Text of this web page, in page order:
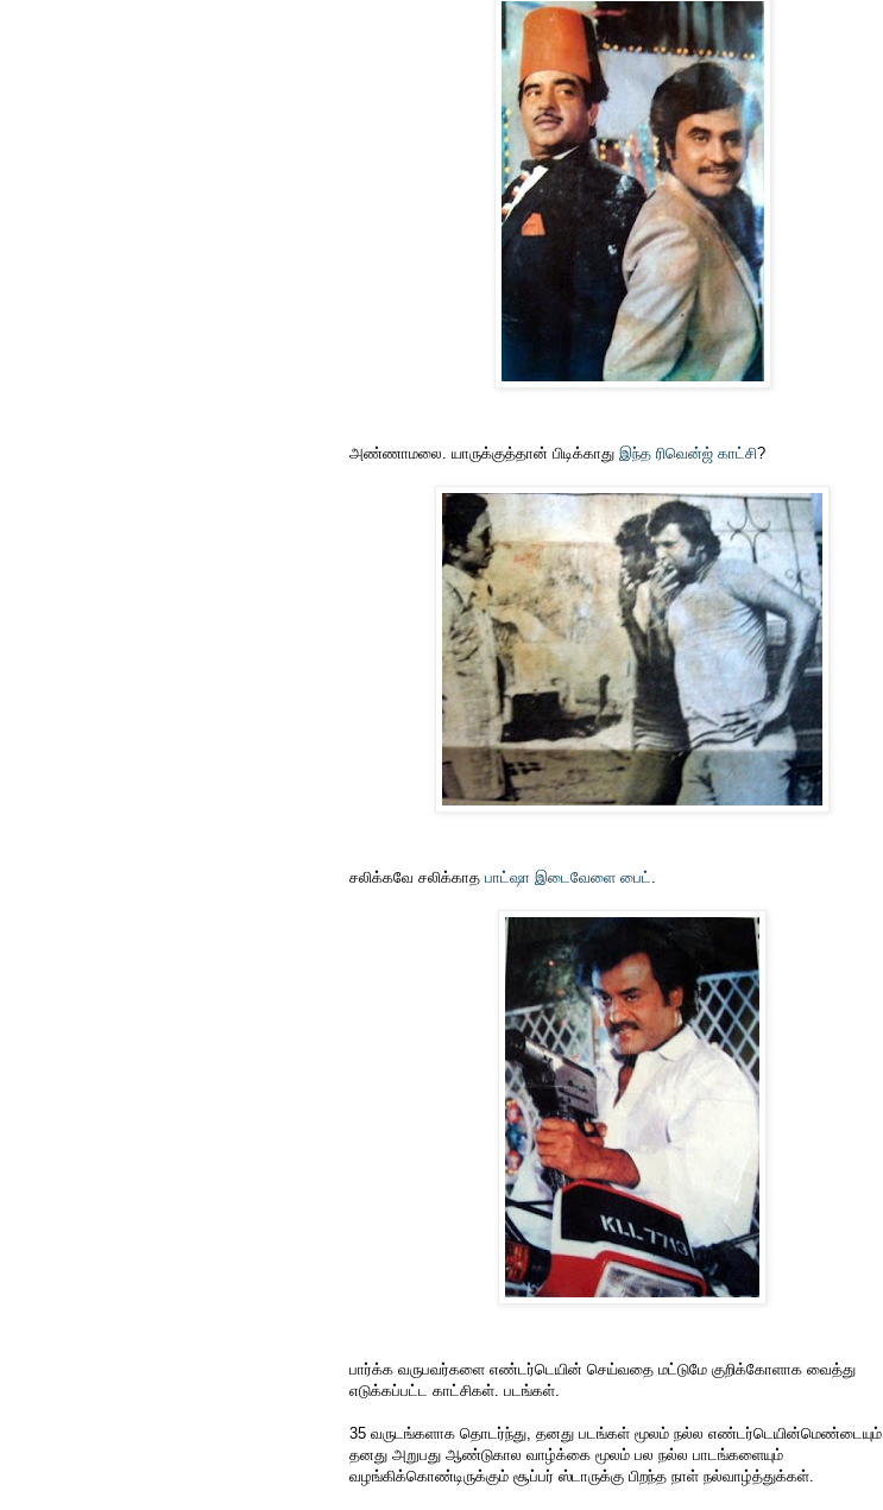
அண்ணாமலை. யாருக்குத்தான் பிடிக்காது இந்த ரிவென்ஜ் காட்சி?
சலிக்கவே சலிக்காத பாட்ஷா இடைவேளை பைட்
பார்க்க வருபவர்களை எண்டர்டெயின் செய்வதை மட்டுமே குறிக்கோளாக வைத்து
எடுக்கப்பட்ட காட்சிகள். படங்கள்.
35 வருடங்களாக தொடர்ந்து, தனது படங்கள் மூலம் நல்ல எண்டர்டெயின்மெண்டையும்,
தனது அறுபது ஆண்டுகால வாழ்க்கை மூலம் பல நல்ல பாடங்களையும்
வழங்கிக்கொண்டிருக்கும் சூப்பர் ஸ்டாருக்கு பிறந்த நாள் நல்வாழ்த்துக்கள்.